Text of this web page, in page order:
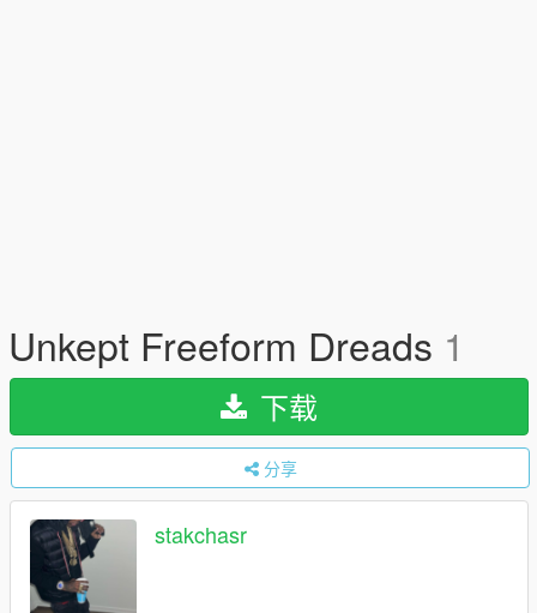
Unkept Freeform Dreads 1
下载
分享
stakchasr